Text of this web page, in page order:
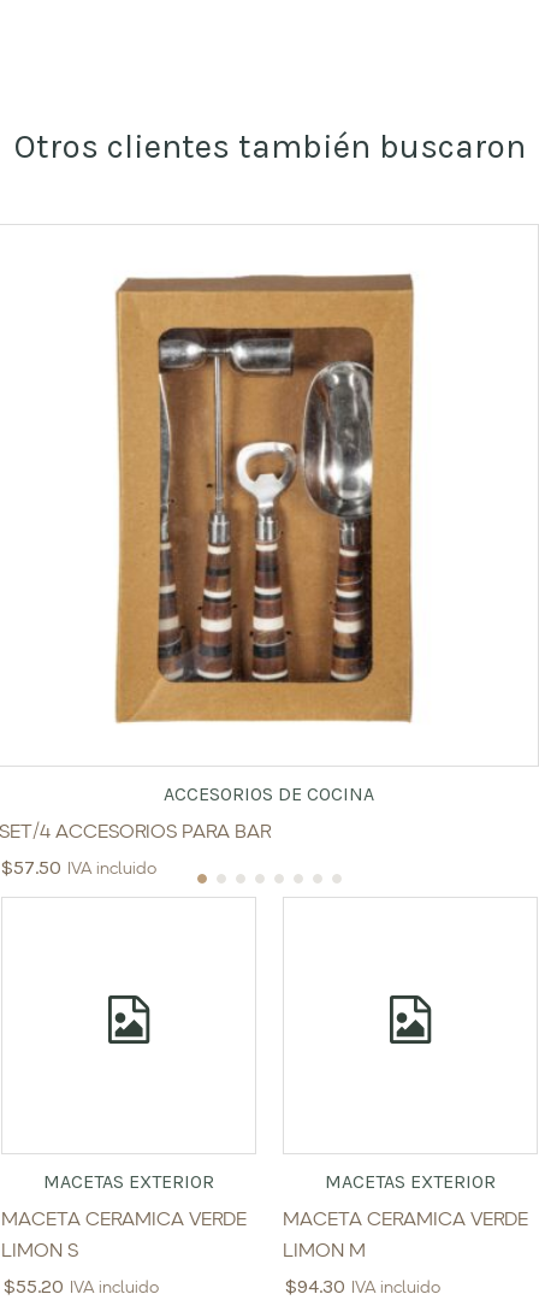
Otros clientes también buscaron
ACCESORIOS DE COCINA
SET/4 ACCESORIOS PARA BAR
$57.50 IVA incluido
MACETAS EXTERIOR
MACETA CERAMICA VERDE
LIMON S
$55.20 IVA incluido
MACETAS EXTERIOR
MACETA CERAMICA VERDE
LIMON M
$94.30 IVA incluido